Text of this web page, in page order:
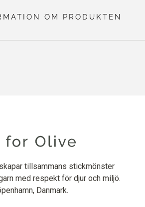
OM PRODUKTEN
tillsammans stickmönster
med respekt för djur och miljö.
Danmark.